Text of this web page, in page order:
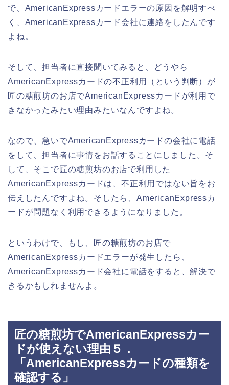
で、AmericanExpressカードエラーの原因を解明すべ
く、AmericanExpressカード会社に連絡をしたんです
よね。
そして、担当者に直接聞いてみると、どうやら
AmericanExpressカードの不正利用（という判断）が
匠の糖煎坊のお店でAmericanExpressカードが利用で
きなかったみたい理由みたいなんですよね。
なので、急いでAmericanExpressカードの会社に電話
をして、担当者に事情をお話することにしました。そ
して、そこで匠の糖煎坊のお店で利用した
AmericanExpressカードは、不正利用ではない旨をお
伝えしたんですよね。そしたら、AmericanExpressカ
ードが問題なく利用できるようになりました。
というわけで、もし、匠の糖煎坊のお店で
AmericanExpressカードエラーが発生したら、
AmericanExpressカード会社に電話をすると、解決で
きるかもしれませんよ。
匠の糖煎坊でAmericanExpressカー
ドが使えない理由５．
「AmericanExpressカードの種類を
確認する」